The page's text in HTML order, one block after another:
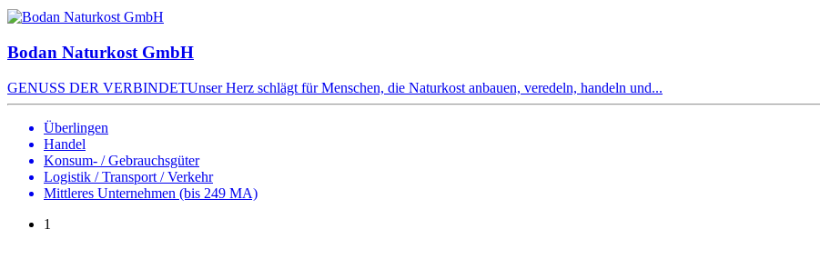
Bodan Naturkost GmbH
GENUSS DER VERBINDETUnser Herz schlägt für Menschen, die Naturkost anbauen, veredeln, handeln und...
Überlingen
Handel
Konsum- / Gebrauchsgüter
Logistik / Transport / Verkehr
Mittleres Unternehmen (bis 249 MA)
1